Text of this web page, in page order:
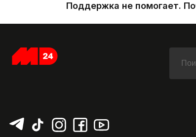
Поддержка не помогает.